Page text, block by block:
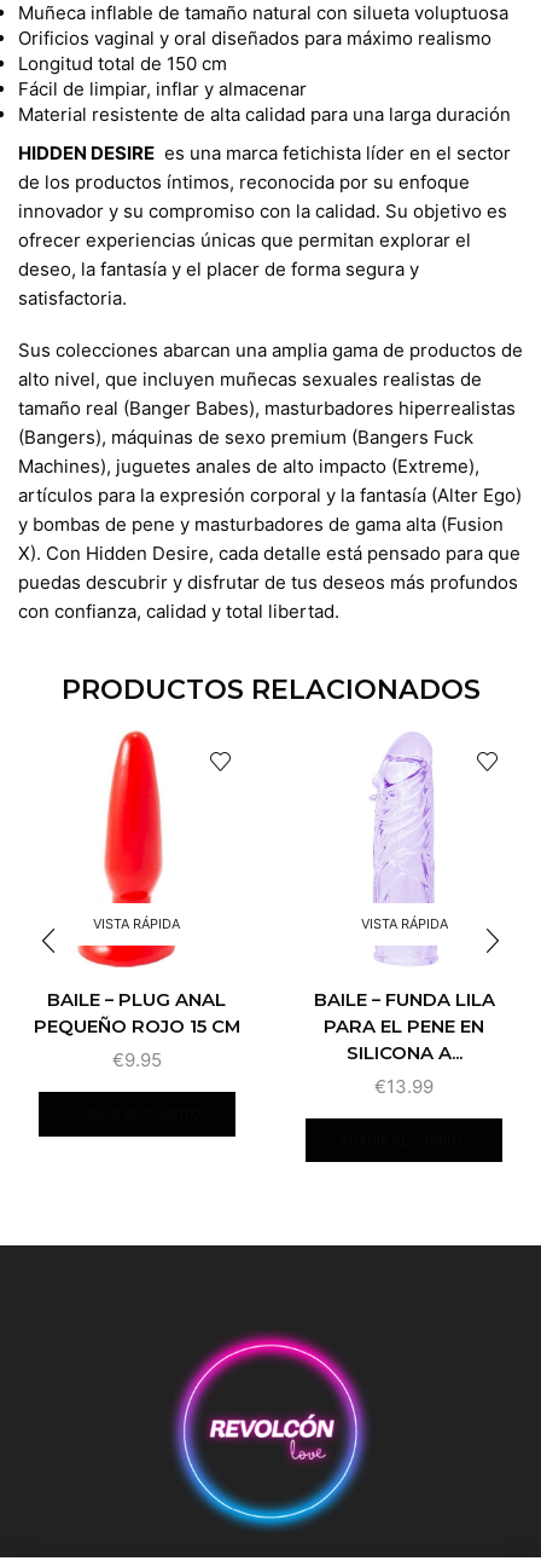
Muñeca inflable de tamaño natural con silueta voluptuosa
Orificios vaginal y oral diseñados para máximo realismo
Longitud total de 150 cm
Fácil de limpiar, inflar y almacenar
Material resistente de alta calidad para una larga duración
HIDDEN DESIRE es una marca fetichista líder en el sector
de los productos íntimos, reconocida por su enfoque
innovador y su compromiso con la calidad. Su objetivo es
ofrecer experiencias únicas que permitan explorar el
deseo, la fantasía y el placer de forma segura y
satisfactoria.
Sus colecciones abarcan una amplia gama de productos de
alto nivel, que incluyen muñecas sexuales realistas de
tamaño real (Banger Babes), masturbadores hiperrealistas
(Bangers), máquinas de sexo premium (Bangers Fuck
Machines), juguetes anales de alto impacto (Extreme),
artículos para la expresión corporal y la fantasía (Alter Ego)
y bombas de pene y masturbadores de gama alta (Fusion
X). Con Hidden Desire, cada detalle está pensado para que
puedas descubrir y disfrutar de tus deseos más profundos
con confianza, calidad y total libertad.
PRODUCTOS RELACIONADOS
VISTA RÁPIDA
BAILE – PLUG ANAL
PEQUEÑO ROJO 15 CM
€9.95
VISTA RÁPIDA
BAILE – FUNDA LILA
PARA EL PENE EN
SILICONA A...
€13.99